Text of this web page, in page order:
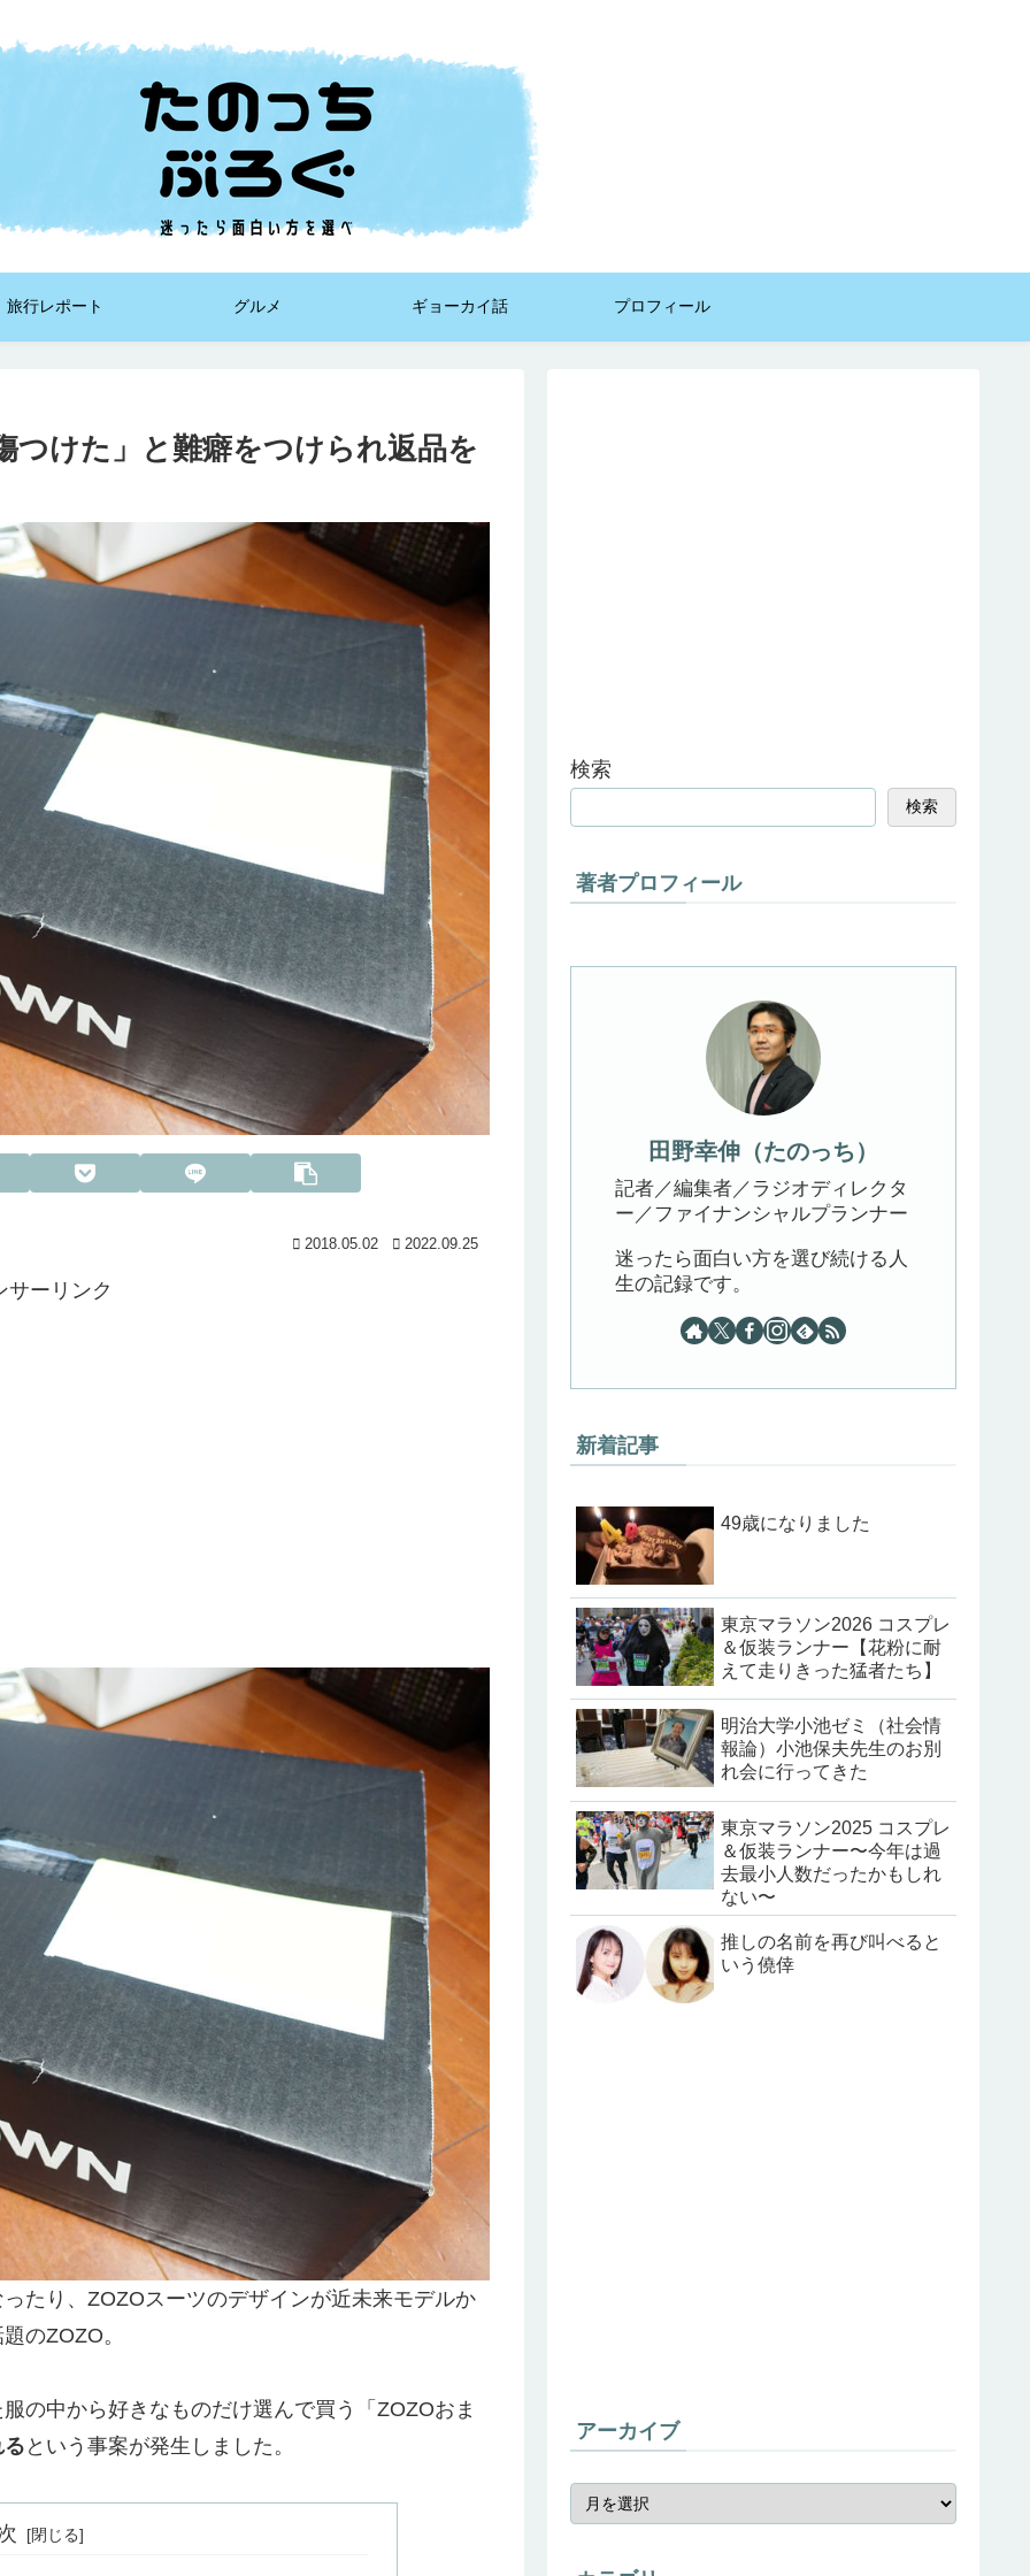
旅行レポート グルメ ギョーカイ話 プロフィール
つけた」と難癖をつけられ返品を
2018.05.02 2022.09.25
サーリンク
たり、ZOZOスーツのデザインが近未来モデルか
のZOZO。
の中から好きなものだけ選んで買う「ZOZOおま
という事案が発生しました。
検索
検索
著者プロフィール
田野幸伸（たのっち）
記者／編集者／ラジオディレクタ
ー／ファイナンシャルプランナー
迷ったら面白い方を選び続ける人
生の記録です。
新着記事
49歳になりました
東京マラソン2026 コスプレ
＆仮装ランナー【花粉に耐
えて走りきった猛者たち】
明治大学小池ゼミ（社会情
報論）小池保夫先生のお別
れ会に行ってきた
東京マラソン2025 コスプレ
＆仮装ランナー〜今年は過
去最小人数だったかもしれ
ない〜
推しの名前を再び叫べると
いう僥倖
アーカイブ